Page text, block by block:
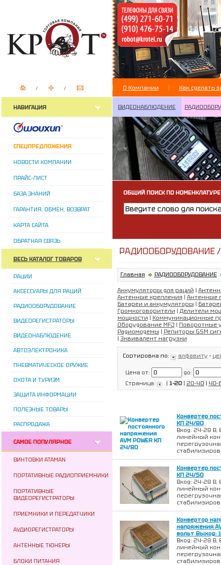
О Компании Как сделать
НАВИГАЦИЯ
СПЕЦПРЕДЛОЖЕНИЯ
НОВОСТИ КОМПАНИИ
ПРАЙС-ЛИСТ
БАЗА ЗНАНИЙ
ГАРАНТИЯ, ОБМЕН, ВОЗВРАТ
КАРТА САЙТА
ОБРАТНАЯ СВЯЗЬ
ВЕСЬ КАТАЛОГ ТОВАРОВ
РАЦИИ
АКСЕССУАРЫ ДЛЯ РАЦИЙ
РАДИООБОРУДОВАНИЕ
ВИДЕОРЕГИСТРАТОРЫ
ВИДЕОНАБЛЮДЕНИЕ
АВТОЭЛЕКТРОНИКА
ПНЕВМАТИЧЕСКОЕ ОРУЖИЕ
ОХОТА И ТУРИЗМ
ЗАЩИТА ИНФОРМАЦИИ
ПОЛЕЗНЫЕ ТОВАРЫ
РАСПРОДАЖА
САМОЕ ПОПУЛЯРНОЕ
ВИНТОВКИ ATAMAN
ПОРТАТИВНЫЕ РАДИОПРИЕМНИКИ
ПОРТАТИВНЫЕ
ВИДЕОРЕГИСТРАТОРЫ
ПРИЕМНИКИ И ПЕРЕДАТЧИКИ
АУДИОРЕГИСТРАТОРЫ
АНТЕННЫЕ ТЮНЕРЫ
БЛОКИ ПИТАНИЯ
ВИДЕОНАБЛЮДЕНИЕ
ОБЩИЙ ПОИСК ПО НОМЕНКЛАТУРЕ
РАДИООБОРУДОВАНИЕ
Главная РАДИООБОРУДОВАНИЕ
Аккумуляторы для раций |
Антенные крепления | Антенные
Батареи и аккумуляторы |
Громкоговорители | Делители
мощности | Коммуникационные
Оборудование MFJ | Поворотные
Радиомодемы | Репиторы GSM
| Эквивалент нагрузки
Сортировка по: алфавиту-
Цена от:
до:
Страница:
| 1-20| 20-40 | 40-
Конвертер
KП 24/80
Вход: 24-28 В,
линейный
Конвертер
KП 24/50
Вход: 24-28 В,
линейный
Конвертор
напряжения
вольт Выход:
Вход: 24-28 В,
линейный